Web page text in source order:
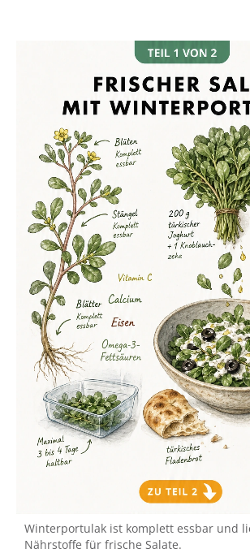
Winterportulak ist komplett essbar und
Nährstoffe für frische Salate.